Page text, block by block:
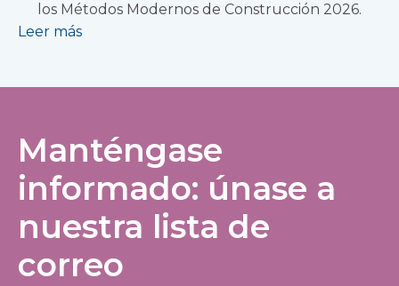
los Métodos Modernos de Construcción 2026.
Leer más
Manténgase
informado: únase a
nuestra lista de
correo